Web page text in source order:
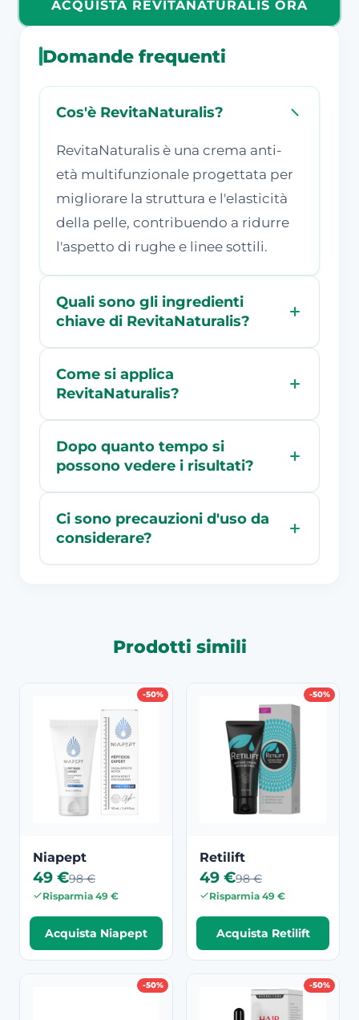
ACQUISTA REVITANATURALIS ORA
Domande frequenti
Cos'è RevitaNaturalis?
RevitaNaturalis è una crema anti-
età multifunzionale progettata per
migliorare la struttura e l'elasticità
della pelle, contribuendo a ridurre
l'aspetto di rughe e linee sottili.
Quali sono gli ingredienti
chiave di RevitaNaturalis?
Come si applica
RevitaNaturalis?
Dopo quanto tempo si
possono vedere i risultati?
Ci sono precauzioni d'uso da
considerare?
Prodotti simili
-50%
Niapept
49 €98 €
Risparmia 49 €
Acquista Niapept
-50%
Retilift
49 €98 €
Risparmia 49 €
Acquista Retilift
-50% -50%